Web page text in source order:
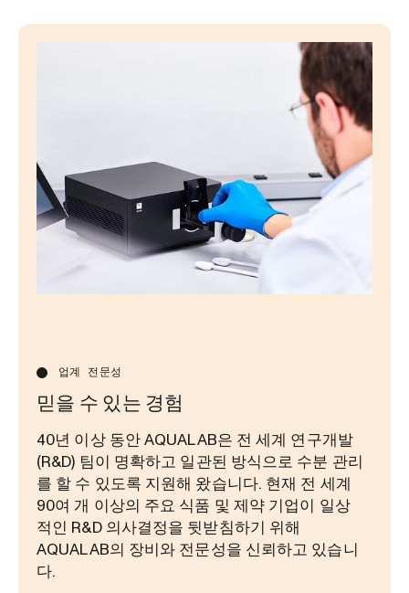
업계 전문성
믿을 수 있는 경험
40년 이상 동안 AQUALAB은 전 세계 연구개발
(R&D) 팀이 명확하고 일관된 방식으로 수분 관리
를 할 수 있도록 지원해 왔습니다. 현재 전 세계
90여 개 이상의 주요 식품 및 제약 기업이 일상
적인 R&D 의사결정을 뒷받침하기 위해
AQUALAB의 장비와 전문성을 신뢰하고 있습니
다.